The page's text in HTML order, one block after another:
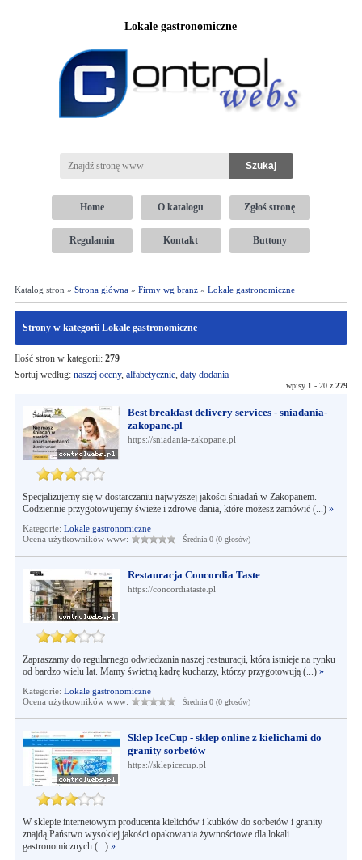
Lokale gastronomiczne
Home O katalogu Zgłoś stronę
Regulamin Kontakt Buttony
Katalog stron » Strona główna» Firmy wg branż» Lokale gastronomiczne
Strony w kategorii Lokale gastronomiczne
Ilość stron w kategorii: 279
Sortuj według: naszej oceny, alfabetycznie, daty dodania
wpisy 1 - 20 z279
Best breakfast delivery services - sniadania-
zakopane.pl
https://sniadania-zakopane.pl
Specjalizujemy się w dostarczaniu najwyższej jakości śniadań w Zakopanem.
Codziennie przygotowujemy świeże i zdrowe dania, które możesz zamówić (...) »
Kategorie: Lokale gastronomiczne
Ocena użytkowników www:
Średnia 0 (0 głosów)
Restauracja Concordia Taste
https://concordiataste.pl
Zapraszamy do regularnego odwiedzania naszej restauracji, która istnieje na rynku
od bardzo wielu lat. Mamy świetną kadrę kucharzy, którzy przygotowują (...) »
Kategorie: Lokale gastronomiczne
Ocena użytkowników www:
Średnia 0 (0 głosów)
Sklep IceCup - sklep online z kielichami do
granity sorbetów
https://sklepicecup.pl
W sklepie internetowym producenta kielichów i kubków do sorbetów i granity
znajdą Państwo wysokiej jakości opakowania żywnościowe dla lokali
gastronomicznych (...) »